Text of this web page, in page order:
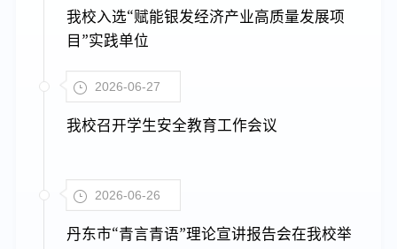
我校入选“赋能银发经济产业高质量发展项
目”实践单位
2026-06-27
我校召开学生安全教育工作会议
2026-06-26
丹东市“青言青语”理论宣讲报告会在我校举